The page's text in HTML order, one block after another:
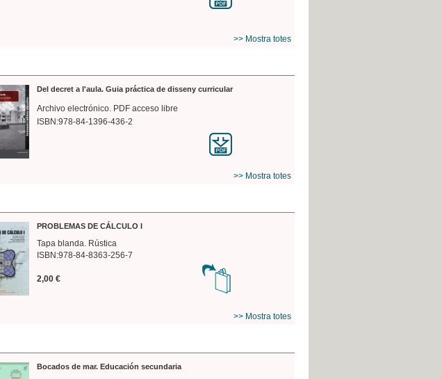
>> Mostra totes
Del decret a l'aula. Guia práctica de disseny curricular
Archivo electrónico. PDF acceso libre
ISBN:978-84-1396-436-2
>> Mostra totes
PROBLEMAS DE CÁLCULO I
Tapa blanda. Rústica
ISBN:978-84-8363-256-7
2,00 €
>> Mostra totes
Bocados de mar. Educación secundaria